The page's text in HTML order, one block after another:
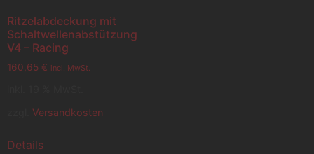
Ritzelabdeckung mit
Schaltwellenabstützung
V4 – Racing
160,65 € incl. MwSt.
Versandkosten
Details